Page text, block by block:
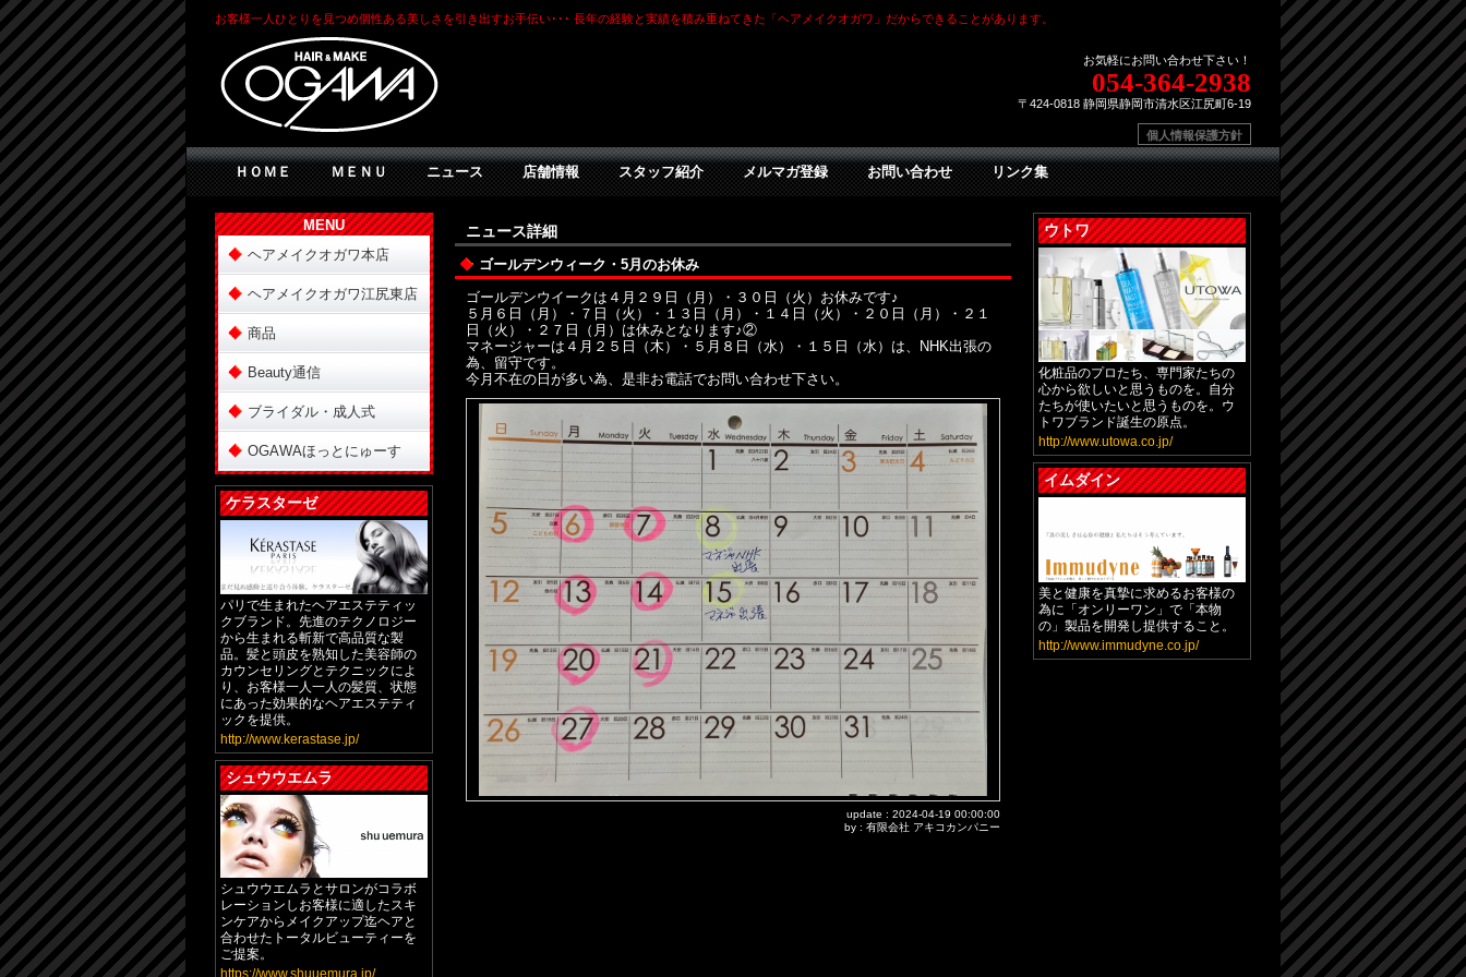
お客様一人ひとりを見つめ個性ある美しさを引き出すお手伝い･･･ 長年の経験と実績を積み重ねてきた「ヘアメイクオガワ」だからできることがあります。
お気軽にお問い合わせ下さい！
054-364-2938
〒424-0818 静岡県静岡市清水区江尻町6-19
個人情報保護方針
ＨＯＭＥ ＭＥＮＵ ニュース 店舗情報 スタッフ紹介 メルマガ登録 お問い合わせ リンク集
MENU
ヘアメイクオガワ本店
ヘアメイクオガワ江尻東店
商品
Beauty通信
ブライダル・成人式
OGAWAほっとにゅーす
ケラスターゼ
パリで生まれたヘアエステティッ
クブランド。先進のテクノロジー
から生まれる斬新で高品質な製
品。髪と頭皮を熟知した美容師の
カウンセリングとテクニックによ
り、お客様一人一人の髪質、状態
にあった効果的なヘアエステティ
ックを提供。
http://www.kerastase.jp/
シュウウエムラ
シュウウエムラとサロンがコラボ
レーションしお客様に適したスキ
ンケアからメイクアップ迄ヘアと
合わせたトータルビューティーを
ご提案。
https://www.shuuemura.jp/
ニュース詳細
ゴールデンウィーク・5月のお休み
ゴールデンウイークは４月２９日（月）・３０日（火）お休みです♪
５月６日（月）・７日（火）・１３日（月）・１４日（火）・２０日（月）・２１
日（火）・２７日（月）は休みとなります♪②
マネージャーは４月２５日（木）・５月８日（水）・１５日（水）は、NHK出張の
為、留守です。
今月不在の日が多い為、是非お電話でお問い合わせ下さい。
update : 2024-04-19 00:00:00
by : 有限会社 アキコカンパニー
ウトワ
化粧品のプロたち、専門家たちの
心から欲しいと思うものを。自分
たちが使いたいと思うものを。ウ
トワブランド誕生の原点。
http://www.utowa.co.jp/
イムダイン
美と健康を真摯に求めるお客様の
為に「オンリーワン」で「本物
の」製品を開発し提供すること。
http://www.immudyne.co.jp/